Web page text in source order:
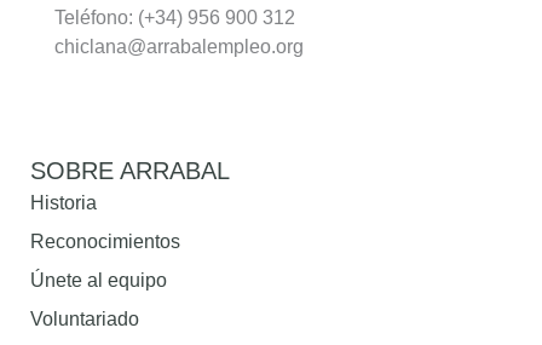
Teléfono: (+34) 956 900 312
chiclana@arrabalempleo.org
SOBRE ARRABAL
Historia
Reconocimientos
Únete al equipo
Voluntariado